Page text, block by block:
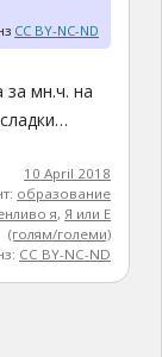
CC BY-NC-ND
мн.ч. на
10 April 2018
образование
я,Я или Е
(голям/големи)
CC BY-NC-ND